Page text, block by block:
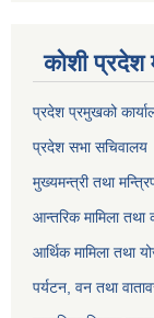
कोशी प्रदेश
प्रदेश प्रमुखको
प्रदेश सभा सचिवालय
मुख्यमन्त्री तथा
आन्तरिक मामिला तथा
आर्थिक मामिला तथा
पर्यटन, वन तथा